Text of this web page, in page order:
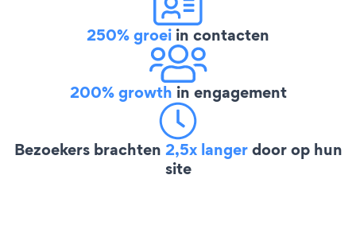
250% groei in contacten
200% growth in engagement
Bezoekers brachten 2,5x langerdoor op hun
site